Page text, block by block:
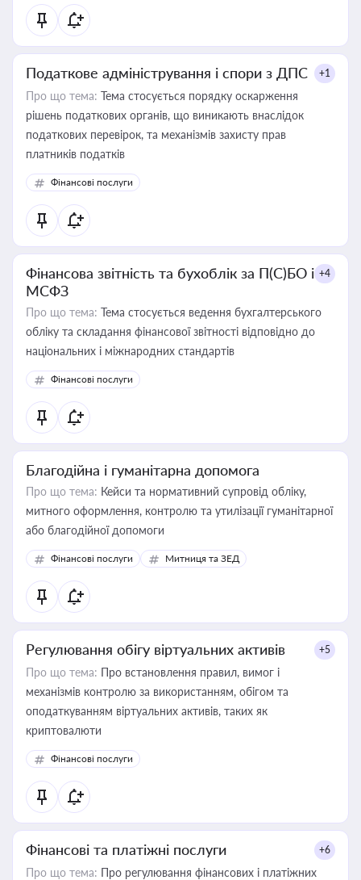
Податкове адміністрування і спори з ДПС +1
Про що тема: Тема стосується порядку оскарження
рішень податкових органів, що виникають внаслідок
податкових перевірок, та механізмів захисту прав
платників податків
Фінансові послуги
Фінансова звітність та бухоблік за П(С)БО і
МСФЗ
+4
Про що тема: Тема стосується ведення бухгалтерського
обліку та складання фінансової звітності відповідно до
національних і міжнародних стандартів
Фінансові послуги
Благодійна і гуманітарна допомога
Про що тема: Кейси та нормативний супровід обліку,
митного оформлення, контролю та утилізації гуманітарної
або благодійної допомоги
Фінансові послуги Митниця та ЗЕД
Регулювання обігу віртуальних активів +5
Про що тема: Про встановлення правил, вимог і
механізмів контролю за використанням, обігом та
оподаткуванням віртуальних активів, таких як
криптовалюти
Фінансові послуги
Фінансові та платіжні послуги +6
Про що тема: Про регулювання фінансових і платіжних